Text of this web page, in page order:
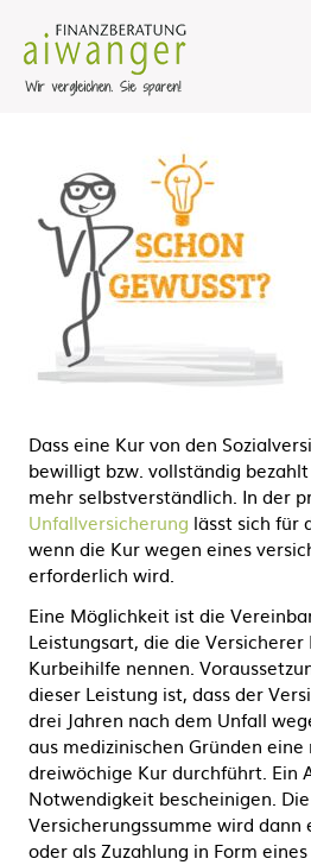
Dass eine Kur von den
bewilligt bzw. vollständig
mehr selbstverständlich. In der
Unfallversicherung lässt sich für
wenn die Kur wegen eines
erforderlich wird.
Eine Möglichkeit ist die
Leistungsart, die die
Kurbeihilfe nennen.
dieser Leistung ist, dass der
drei Jahren nach dem Unfall
aus medizinischen Gründen
dreiwöchige Kur durchführt. Ein
Notwendigkeit bescheinigen.
Versicherungssumme wird dann
oder als Zuzahlung in Form